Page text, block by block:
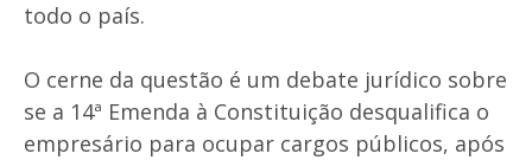
todo o país.
O cerne da questão é um debate jurídico sobre
se a 14ª Emenda à Constituição desqualifica o
empresário para ocupar cargos públicos, após